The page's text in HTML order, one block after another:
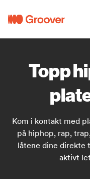
Topp
Kom i kontakt med
på hiphop, rap,
låtene dine direkte
aktivt